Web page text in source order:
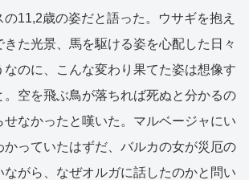
11,2歳の姿だと語った。ウサギを抱え
きた光景、馬を駆ける姿を心配した日々
なのに、こんな変わり果てた姿は想像す
。空を飛ぶ鳥が落ちれば死ぬと分かるの
せなかったと嘆いた。マルベージャにい
かっていたはずだ、バルカの女が災厄の
ながら、なぜオルガに話したのかと問い